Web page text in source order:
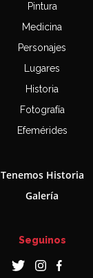
Pintura
Medicina
Personajes
Lugares
Historia
Fotografía
Efemérides
Tenemos Historia
Galería
Seguinos